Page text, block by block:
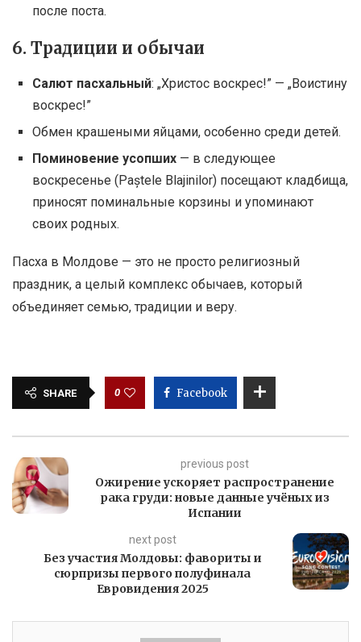
после поста.
6. Традиции и обычаи
Салют пасхальный: „Христос воскрес!” — „Воистину
воскрес!”
Обмен крашеными яйцами, особенно среди детей.
Поминовение усопших — в следующее
воскресенье (Paștele Blajinilor) посещают кладбища,
приносят поминальные корзины и упоминают
своих родных.
Пасха в Молдове — это не просто религиозный
праздник, а целый комплекс обычаев, который
объединяет семью, традиции и веру.
SHARE 0 Facebook
previous post
Ожирение ускоряет распространение
рака груди: новые данные учёных из
Испании
next post
Без участия Молдовы: фавориты и
сюрпризы первого полуфинала
Евровидения 2025